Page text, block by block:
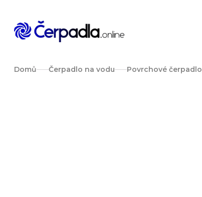
obsah
Domů Čerpadlo na vodu Povrchové čerpadlo